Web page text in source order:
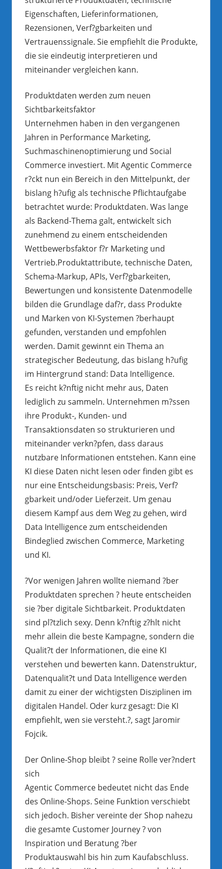
Eigenschaften, Lieferinformationen,
Rezensionen, Verf?gbarkeiten und
Vertrauenssignale. Sie empfiehlt die Produkte,
die sie eindeutig interpretieren und
miteinander vergleichen kann.
Produktdaten werden zum neuen
Sichtbarkeitsfaktor
Unternehmen haben in den vergangenen
Jahren in Performance Marketing,
Suchmaschinenoptimierung und Social
Commerce investiert. Mit Agentic Commerce
r?ckt nun ein Bereich in den Mittelpunkt, der
bislang h?ufig als technische Pflichtaufgabe
betrachtet wurde: Produktdaten. Was lange
als Backend-Thema galt, entwickelt sich
zunehmend zu einem entscheidenden
Wettbewerbsfaktor f?r Marketing und
Vertrieb.Produktattribute, technische Daten,
Schema-Markup, APIs, Verf?gbarkeiten,
Bewertungen und konsistente Datenmodelle
bilden die Grundlage daf?r, dass Produkte
und Marken von KI-Systemen ?berhaupt
gefunden, verstanden und empfohlen
werden. Damit gewinnt ein Thema an
strategischer Bedeutung, das bislang h?ufig
im Hintergrund stand: Data Intelligence.
Es reicht k?nftig nicht mehr aus, Daten
lediglich zu sammeln. Unternehmen m?ssen
ihre Produkt-, Kunden- und
Transaktionsdaten so strukturieren und
miteinander verkn?pfen, dass daraus
nutzbare Informationen entstehen. Kann eine
KI diese Daten nicht lesen oder finden gibt es
nur eine Entscheidungsbasis: Preis, Verf?
gbarkeit und/oder Lieferzeit. Um genau
diesem Kampf aus dem Weg zu gehen, wird
Data Intelligence zum entscheidenden
Bindeglied zwischen Commerce, Marketing
und KI.
?Vor wenigen Jahren wollte niemand ?ber
Produktdaten sprechen ? heute entscheiden
sie ?ber digitale Sichtbarkeit. Produktdaten
sind pl?tzlich sexy. Denn k?nftig z?hlt nicht
mehr allein die beste Kampagne, sondern die
Qualit?t der Informationen, die eine KI
verstehen und bewerten kann. Datenstruktur,
Datenqualit?t und Data Intelligence werden
damit zu einer der wichtigsten Disziplinen im
digitalen Handel. Oder kurz gesagt: Die KI
empfiehlt, wen sie versteht.?, sagt Jaromir
Fojcik.
Der Online-Shop bleibt ? seine Rolle ver?ndert
sich
Agentic Commerce bedeutet nicht das Ende
des Online-Shops. Seine Funktion verschiebt
sich jedoch. Bisher vereinte der Shop nahezu
die gesamte Customer Journey ? von
Inspiration und Beratung ?ber
Produktauswahl bis hin zum Kaufabschluss.